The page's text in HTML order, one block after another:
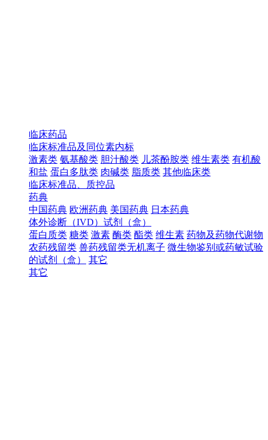
临床药品
临床标准品及同位素内标
激素类 氨基酸类 胆汁酸类 儿茶酚胺类 维生素类 有机酸
和盐 蛋白多肽类 肉碱类 脂质类 其他临床类
临床标准品、质控品
药典
中国药典 欧洲药典 美国药典 日本药典
体外诊断（IVD）试剂（盒）
蛋白质类 糖类 激素 酶类 酯类 维生素 药物及药物代谢物
农药残留类 兽药残留类无机离子 微生物鉴别或药敏试验
的试剂（盒）
其它
其它